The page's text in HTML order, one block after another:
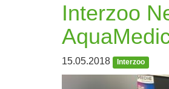
Interzoo
15.05.2018 Interzoo